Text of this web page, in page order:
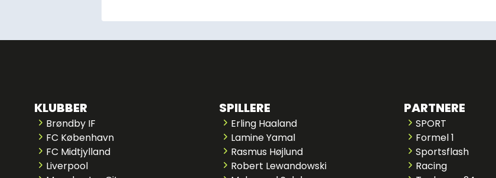
KLUBBER
Brøndby IF
FC København
FC Midtjylland
Liverpool
SPILLERE
Erling Haaland
Lamine Yamal
Rasmus Højlund
Robert Lewandowski
PARTNERE
SPORT
Formel 1
Sportsflash
Racing